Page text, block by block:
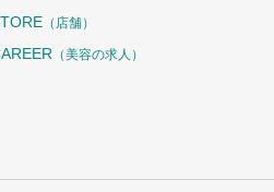
（店舗）
（美容の求人）